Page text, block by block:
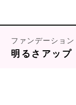
ファンデーション
明るさアップ